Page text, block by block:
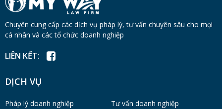
Chuyên cung cấp các dịch vụ pháp lý, tư vấn chuyên sâu cho mọi
cá nhân và các tổ chức doanh nghiệp
LIÊN KẾT:
DỊCH VỤ
Pháp lý doanh nghiệp
Tư vấn doanh nghiệp